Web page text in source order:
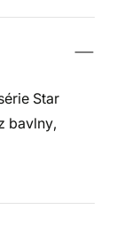
Star
bavlny,